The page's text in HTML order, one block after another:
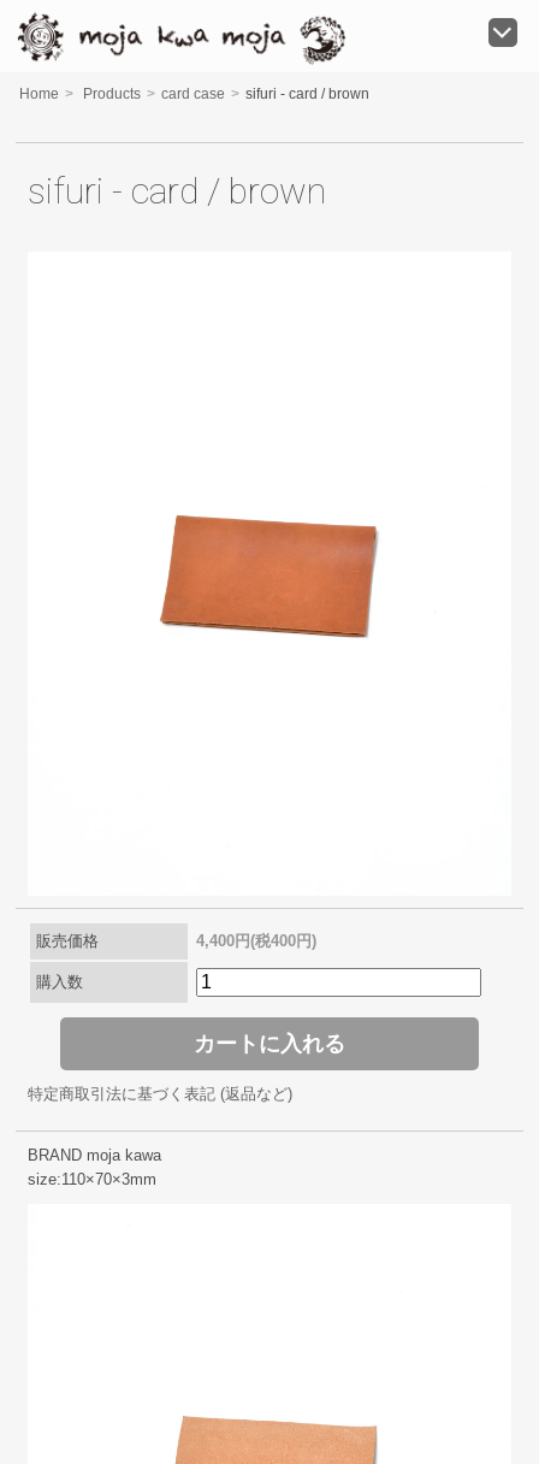
Home > Products > card case > sifuri - card / brown
sifuri - card / brown
販売価格 4,400円(税400円)
購入数
特定商取引法に基づく表記 (返品など)
BRAND moja kawa
size:110×70×3mm